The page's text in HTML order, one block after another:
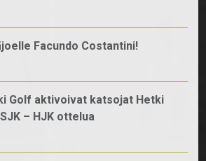
Facundo Costantini!
Golf aktivoivat katsojat Hetki
– HJK ottelua